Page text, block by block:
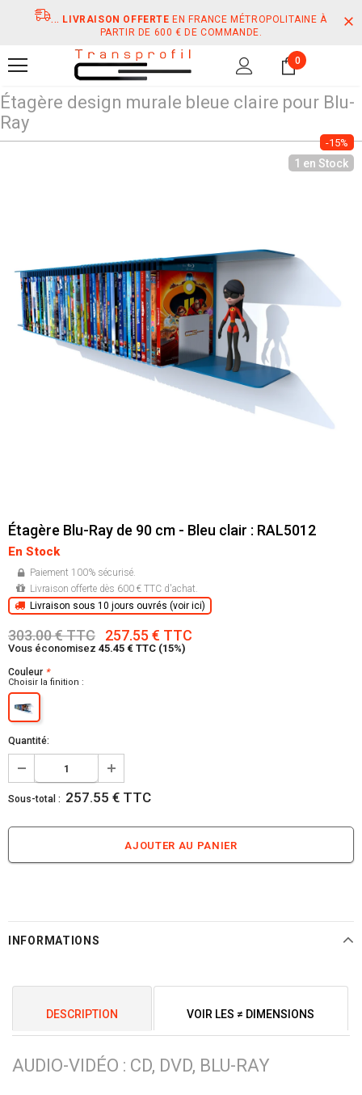
... LIVRAISON OFFERTE EN FRANCE MÉTROPOLITAINE À
PARTIR DE 600 € DE COMMANDE.
0
Étagère design murale bleue claire pour Blu-
Ray
-15%
1 en Stock
Étagère Blu-Ray de 90 cm - Bleu clair : RAL5012
En Stock
Paiement 100% sécurisé.
Livraison offerte dès 600 € TTC d'achat.
Livraison sous 10 jours ouvrés (voir ici)
303.00 € TTC 257.55 € TTC
Vous économisez 45.45 € TTC (15%)
Couleur *
Choisir la finition :
Quantité:
Sous-total : 257.55 € TTC
INFORMATIONS
DESCRIPTION VOIR LES ≠ DIMENSIONS
AUDIO-VIDÉO : CD, DVD, BLU-RAY